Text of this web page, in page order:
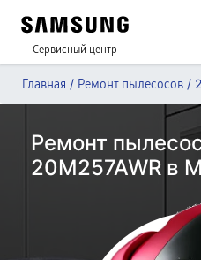
Сервисный центр
Главная / Ремонт пылесосов /
Ремонт
20M257AWR в